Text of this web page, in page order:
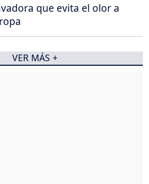
que evita el olor a
VER MÁS +